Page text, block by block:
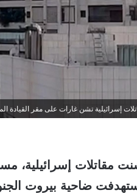
إسرائيلية تشن غارات على مقر القيادة
مقاتلات إسرائيلية،
ضاحية بيروت